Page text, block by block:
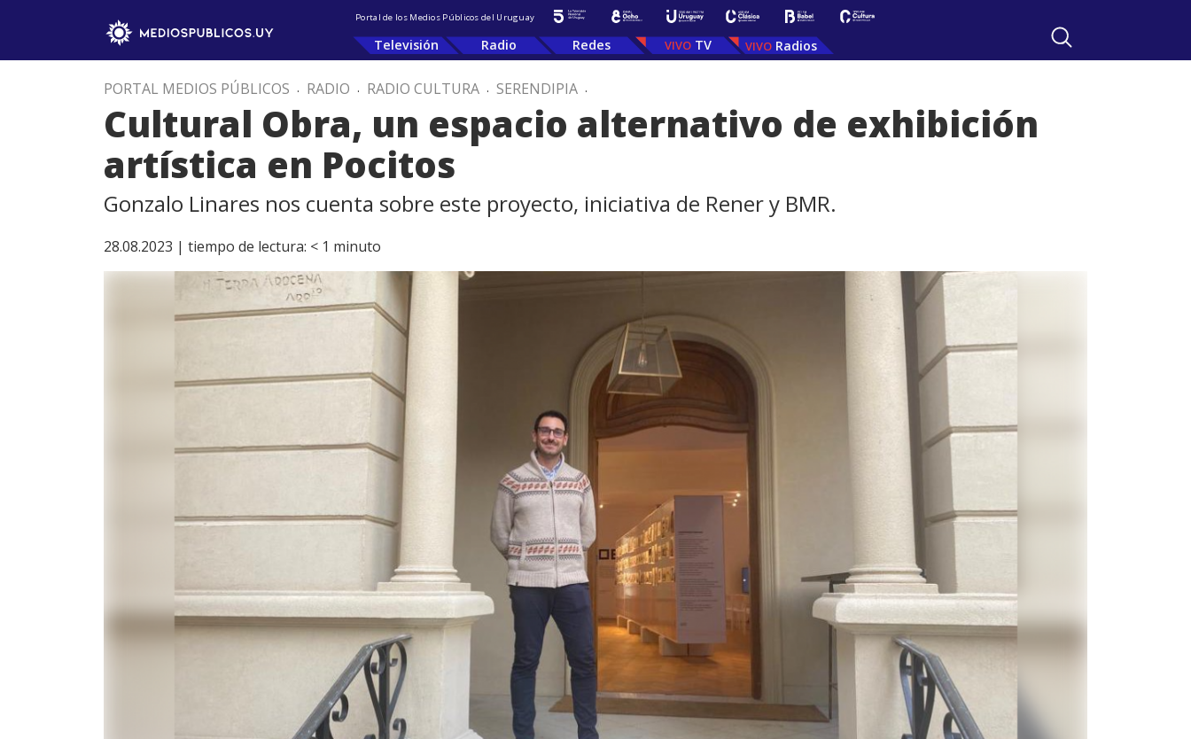
Portal de los Medios Públicos del Uruguay
Televisión Radio Redes TV Radios
PORTAL MEDIOS PÚBLICOS . RADIO . RADIO CULTURA . SERENDIPIA .
Cultural Obra, un espacio alternativo de exhibición
artística en Pocitos
Gonzalo Linares nos cuenta sobre este proyecto, iniciativa de Rener y BMR.
28.08.2023 | tiempo de lectura: < 1 minuto